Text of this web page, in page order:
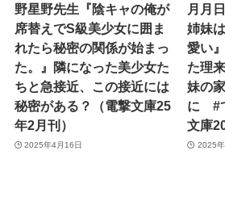
野星野先生『陰キャの俺が
席替えでS級美少女に囲ま
れたら秘密の関係が始まっ
た。』隣になった美少女た
ちと急接近、この接近には
秘密がある？（電撃文庫25
年2月刊）
2025年4月16日
月月
姉妹
愛い
た理
妹の
に #
文庫
2025